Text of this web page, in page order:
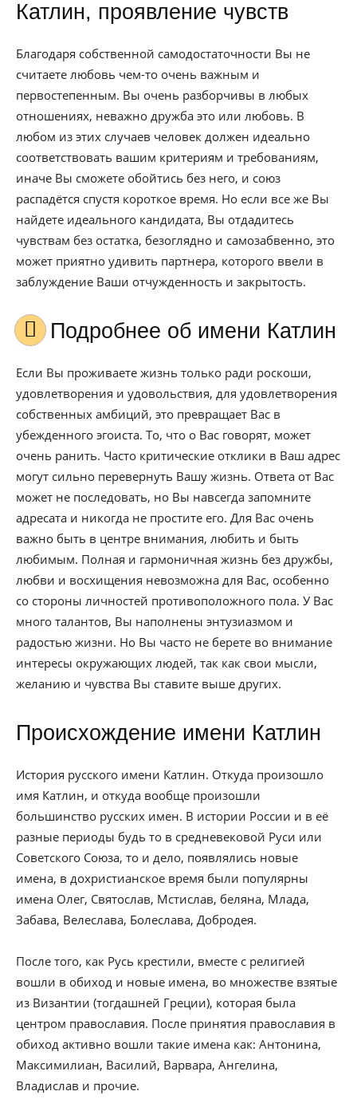
Катлин, проявление чувств
Благодаря собственной самодостаточности Вы не
считаете любовь чем-то очень важным и
первостепенным. Вы очень разборчивы в любых
отношениях, неважно дружба это или любовь. В
любом из этих случаев человек должен идеально
соответствовать вашим критериям и требованиям,
иначе Вы сможете обойтись без него, и союз
распадётся спустя короткое время. Но если все же Вы
найдете идеального кандидата, Вы отдадитесь
чувствам без остатка, безоглядно и самозабвенно, это
может приятно удивить партнера, которого ввели в
заблуждение Ваши отчужденность и закрытость.
Подробнее об имени Катлин
Если Вы проживаете жизнь только ради роскоши,
удовлетворения и удовольствия, для удовлетворения
собственных амбиций, это превращает Вас в
убежденного эгоиста. То, что о Вас говорят, может
очень ранить. Часто критические отклики в Ваш адрес
могут сильно перевернуть Вашу жизнь. Ответа от Вас
может не последовать, но Вы навсегда запомните
адресата и никогда не простите его. Для Вас очень
важно быть в центре внимания, любить и быть
любимым. Полная и гармоничная жизнь без дружбы,
любви и восхищения невозможна для Вас, особенно
со стороны личностей противоположного пола. У Вас
много талантов, Вы наполнены энтузиазмом и
радостью жизни. Но Вы часто не берете во внимание
интересы окружающих людей, так как свои мысли,
желанию и чувства Вы ставите выше других.
Происхождение имени Катлин
История русского имени Катлин. Откуда произошло
имя Катлин, и откуда вообще произошли
большинство русских имен. В истории России и в её
разные периоды будь то в средневековой Руси или
Советского Союза, то и дело, появлялись новые
имена, в дохристианское время были популярны
имена Олег, Святослав, Мстислав, беляна, Млада,
Забава, Велеслава, Болеслава, Добродея.
После того, как Русь крестили, вместе с религией
вошли в обиход и новые имена, во множестве взятые
из Византии (тогдашней Греции), которая была
центром православия. После принятия православия в
обиход активно вошли такие имена как: Антонина,
Максимилиан, Василий, Варвара, Ангелина,
Владислав и прочие.